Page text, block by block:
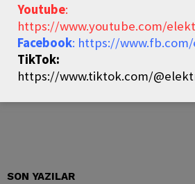
SON YAZILAR
Youtube:
https://www.youtube.com/
Facebook: https://
TikTok:
https://www.tiktok.com/